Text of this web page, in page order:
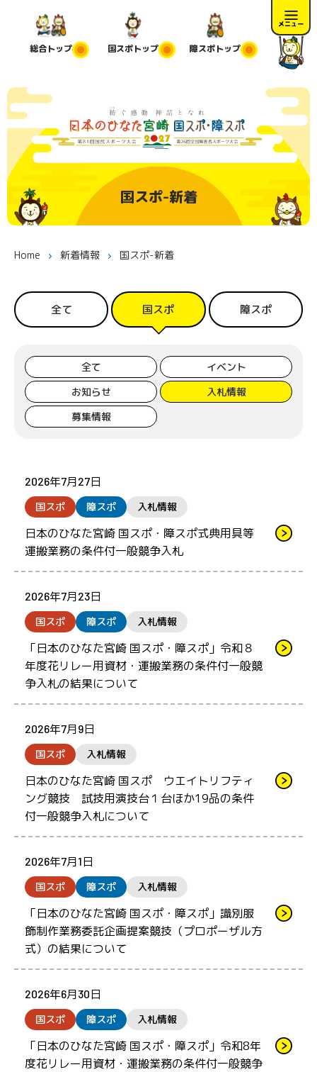
メニュー
総合トップ 国スポトップ 障スポトップ
国スポ-新着
Home 新着情報 国スポ-新着
全て 国スポ 障スポ
全て
イベント
お知らせ
入札情報
募集情報
2026年7月27日
国スポ
障スポ 入札情報
日本のひなた宮崎 国スポ・障スポ式典用具等
運搬業務の条件付一般競争入札
2026年7月23日
国スポ
障スポ 入札情報
「日本のひなた宮崎 国スポ・障スポ」令和８
年度花リレー用資材・運搬業務の条件付一般競
争入札の結果について
2026年7月9日
国スポ
入札情報
日本のひなた宮崎 国スポ ウエイトリフティ
ング競技 試技用演技台１台ほか19品の条件
付一般競争入札について
2026年7月1日
国スポ
障スポ 入札情報
「日本のひなた宮崎 国スポ・障スポ」識別服
飾制作業務委託企画提案競技（プロポーザル方
式）の結果について
2026年6月30日
国スポ
障スポ 入札情報
「日本のひなた宮崎 国スポ・障スポ」令和8年
度花リレー用資材・運搬業務の条件付一般競争